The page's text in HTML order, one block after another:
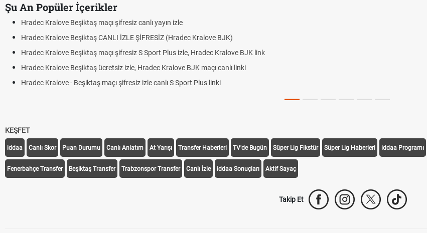
Şu An Popüler İçerikler
Hradec Kralove Beşiktaş maçı şifresiz canlı yayın izle
Hradec Kralove Beşiktaş CANLI İZLE ŞİFRESİZ (Hradec Kralove BJK)
Hradec Kralove Beşiktaş maçı şifresiz S Sport Plus izle, Hradec Kralove BJK link
Hradec Kralove Beşiktaş ücretsiz izle, Hradec Kralove BJK maçı canlı linki
Hradec Kralove - Beşiktaş maçı şifresiz izle canlı S Sport Plus linki
KEŞFET
iddaa Canlı Skor Puan Durumu Canlı Anlatım At Yarışı Transfer Haberleri TV'de Bugün Süper Lig Fikstür Süper Lig Haberleri iddaa Programı
Fenerbahçe Transfer Beşiktaş Transfer Trabzonspor Transfer Canlı İzle iddaa Sonuçları Aktif Sayaç
Takip Et